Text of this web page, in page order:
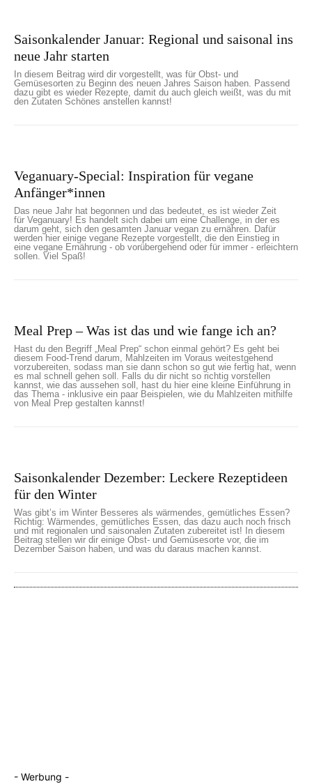
Saisonkalender Januar: Regional und saisonal ins
neue Jahr starten
In diesem Beitrag wird dir vorgestellt, was für Obst- und
Gemüsesorten zu Beginn des neuen Jahres Saison haben. Passend
dazu gibt es wieder Rezepte, damit du auch gleich weißt, was du mit
den Zutaten Schönes anstellen kannst!
Veganuary-Special: Inspiration für vegane
Anfänger*innen
Das neue Jahr hat begonnen und das bedeutet, es ist wieder Zeit
für Veganuary! Es handelt sich dabei um eine Challenge, in der es
darum geht, sich den gesamten Januar vegan zu ernähren. Dafür
werden hier einige vegane Rezepte vorgestellt, die den Einstieg in
eine vegane Ernährung - ob vorübergehend oder für immer - erleichtern
sollen. Viel Spaß!
Meal Prep – Was ist das und wie fange ich an?
Hast du den Begriff „Meal Prep“ schon einmal gehört? Es geht bei
diesem Food-Trend darum, Mahlzeiten im Voraus weitestgehend
vorzubereiten, sodass man sie dann schon so gut wie fertig hat, wenn
es mal schnell gehen soll. Falls du dir nicht so richtig vorstellen
kannst, wie das aussehen soll, hast du hier eine kleine Einführung in
das Thema - inklusive ein paar Beispielen, wie du Mahlzeiten mithilfe
von Meal Prep gestalten kannst!
Saisonkalender Dezember: Leckere Rezeptideen
für den Winter
Was gibt’s im Winter Besseres als wärmendes, gemütliches Essen?
Richtig: Wärmendes, gemütliches Essen, das dazu auch noch frisch
und mit regionalen und saisonalen Zutaten zubereitet ist! In diesem
Beitrag stellen wir dir einige Obst- und Gemüsesorte vor, die im
Dezember Saison haben, und was du daraus machen kannst.
- Werbung -